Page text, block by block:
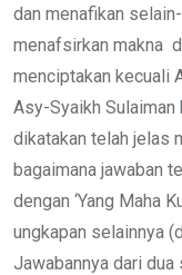
dan menafikan
menafsirkan makna
menciptakan kecuali
Asy-Syaikh Sulaiman
dikatakan telah jelas
bagaimana jawaban
dengan ‘Yang Maha
ungkapan selainnya
Jawabannya dari dua